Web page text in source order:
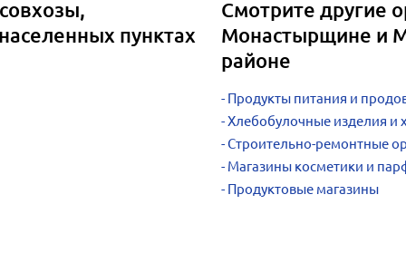
пунктах
Смотрите другие
Монастырщине и
районе
Продукты питания и
Хлебобулочные изделия и
Строительно-ремонтные
Магазины косметики и
Продуктовые магазины